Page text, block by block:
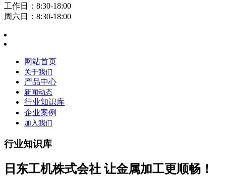
工作日：8:30-18:00
周六日：8:30-18:00
网站首页
关于我们
产品中心
新闻动态
行业知识库
企业案例
加入我们
行业知识库
日东工机株式会社 让金属加工更顺畅！